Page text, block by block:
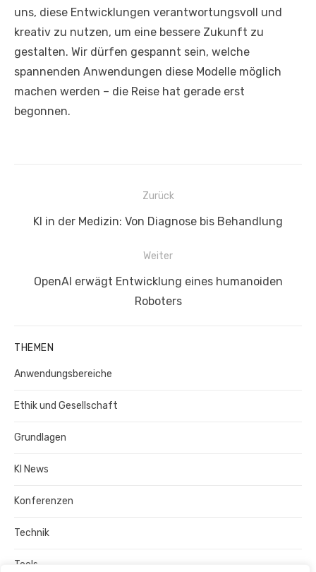
uns, diese Entwicklungen verantwortungsvoll und
kreativ zu nutzen, um eine bessere Zukunft zu
gestalten. Wir dürfen gespannt sein, welche
spannenden Anwendungen diese Modelle möglich
machen werden – die Reise hat gerade erst
begonnen.
Navigation
Zurück
Vorheriger
KI in der Medizin: Von Diagnose bis Behandlung
Weiter
Nächster
OpenAI erwägt Entwicklung eines humanoiden
Roboters
THEMEN
Anwendungsbereiche
Ethik und Gesellschaft
Grundlagen
KI News
Konferenzen
Technik
Tools